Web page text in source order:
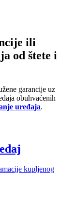
ili
od štete i
garancije uz
obuhvaćenih
uređaja.
kupljenog